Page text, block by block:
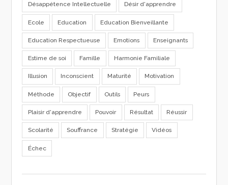
Désappétence Intellectuelle Désir d'apprendre
Ecole Education Education Bienveillante
Education Respectueuse Emotions Enseignants
Estime de soi Famille Harmonie Familiale
Illusion Inconscient Maturité Motivation
Méthode Objectif Outils Peurs
Plaisir d'apprendre Pouvoir Résultat Réussir
Scolarité Souffrance Stratégie Vidéos
Échec